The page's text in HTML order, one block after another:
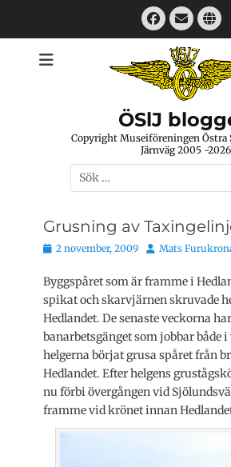
Facebook
E-
mail
ÖSlJ
Copyright Museiföreningen Östra
Järnväg 2005 -2026
Sök
efter:
Grusning av
Publicerat
2 november, 2009 Författare
Mats
Byggspåret som är framme i
spikat och skarvjärnen skruvade
Hedlandet. De senaste veckorna har
banarbetsgänget som jobbar både i
helgerna börjat grusa spåret från
Hedlandet. Efter helgens
nu förbi övergången vid
framme vid krönet innan